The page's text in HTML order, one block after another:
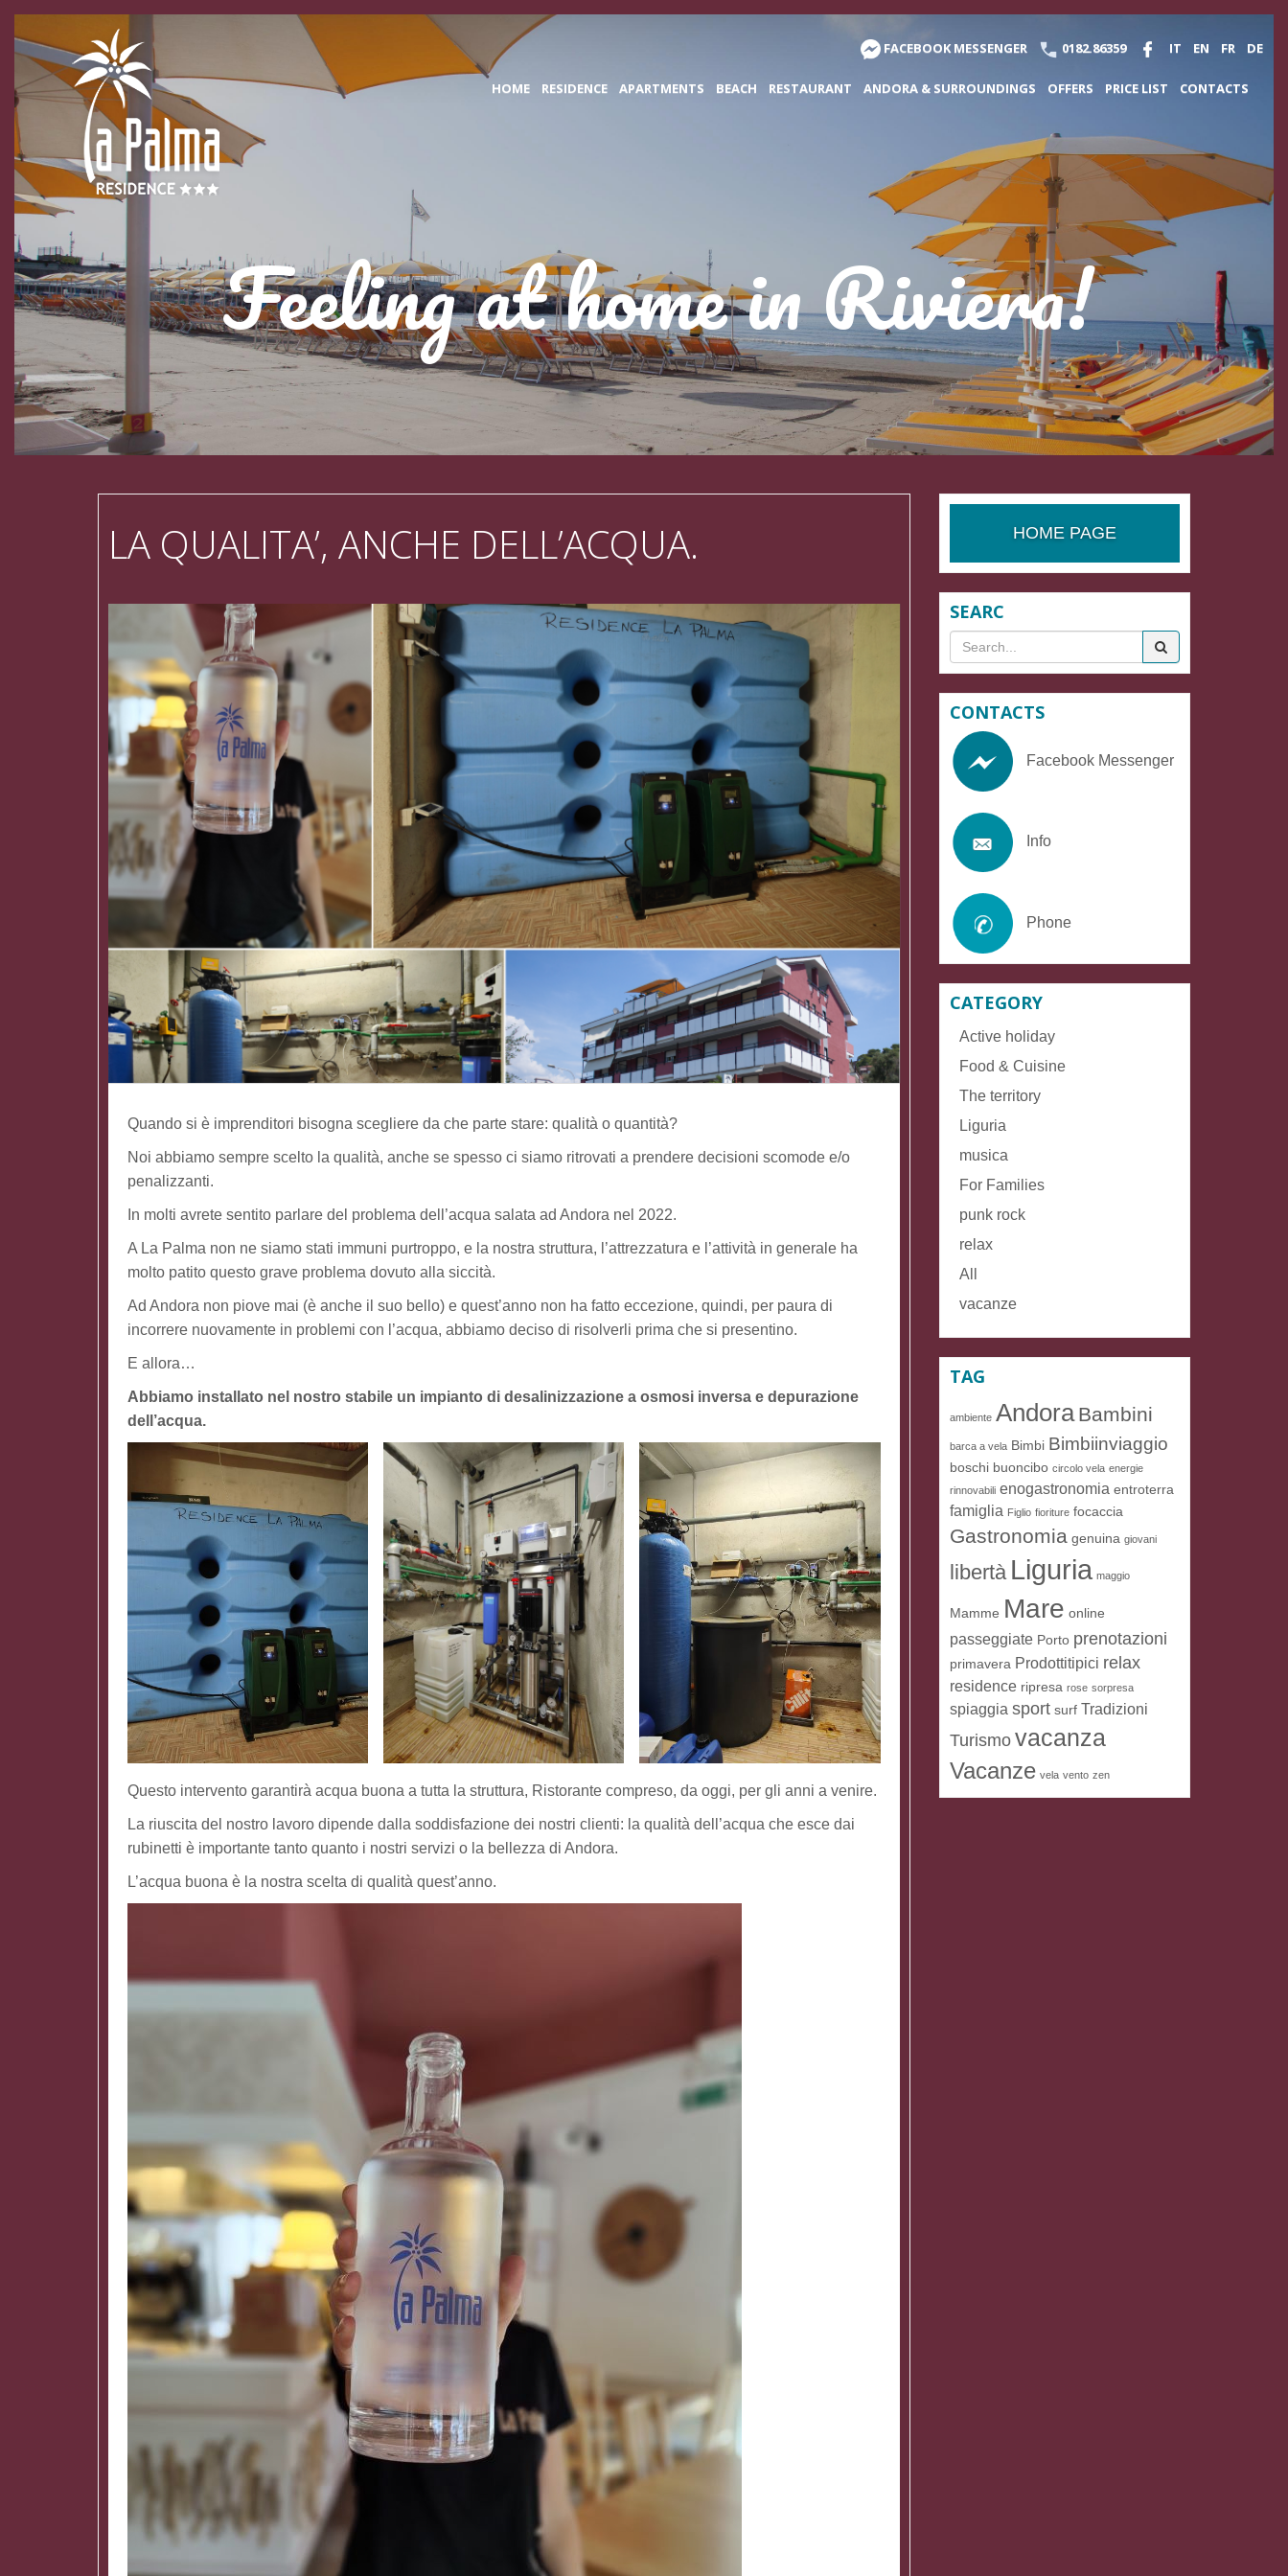
FACEBOOK MESSENGER 0182.86359 IT EN FR DE
HOME RESIDENCE APARTMENTS BEACH RESTAURANT ANDORA & SURROUNDINGS OFFERS PRICE LIST CONTACTS
Feeling at home in Riviera!
LA QUALITA’, ANCHE DELL’ACQUA.
Quando si è imprenditori bisogna scegliere da che parte stare: qualità o quantità?
Noi abbiamo sempre scelto la qualità, anche se spesso ci siamo ritrovati a prendere decisioni scomode e/o
penalizzanti.
In molti avrete sentito parlare del problema dell’acqua salata ad Andora nel 2022.
A La Palma non ne siamo stati immuni purtroppo, e la nostra struttura, l’attrezzatura e l’attività in generale ha
molto patito questo grave problema dovuto alla siccità.
Ad Andora non piove mai (è anche il suo bello) e quest’anno non ha fatto eccezione, quindi, per paura di
incorrere nuovamente in problemi con l’acqua, abbiamo deciso di risolverli prima che si presentino.
E allora…
Abbiamo installato nel nostro stabile un impianto di desalinizzazione a osmosi inversa e depurazione
dell’acqua.
Questo intervento garantirà acqua buona a tutta la struttura, Ristorante compreso, da oggi, per gli anni a venire.
La riuscita del nostro lavoro dipende dalla soddisfazione dei nostri clienti: la qualità dell’acqua che esce dai
rubinetti è importante tanto quanto i nostri servizi o la bellezza di Andora.
L’acqua buona è la nostra scelta di qualità quest’anno.
HOME PAGE
SEARC
Search
for
CONTACTS
Facebook Messenger
Info
Phone
CATEGORY
Active holiday
Food & Cuisine
The territory
Liguria
musica
For Families
punk rock
relax
All
vacanze
TAG
ambiente Andora Bambini
barca a vela Bimbi Bimbiinviaggio
boschi buoncibo circolo vela energie
rinnovabili enogastronomia entroterra
famiglia Figlio fioriture focaccia
Gastronomia genuina giovani
libertà Liguria maggio
Mamme Mare online
passeggiate Porto prenotazioni
primavera Prodottitipici relax
residence ripresa rose sorpresa
spiaggia sport surf Tradizioni
Turismo vacanza
Vacanze vela vento zen